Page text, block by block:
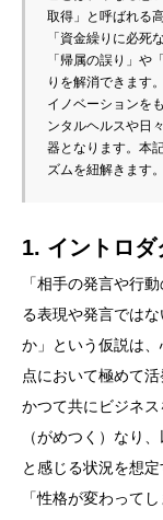
取得」と呼ばれる
「資金繰りに必死
「帰属の誤り」や
りを解消できます
イノベーションを
ンタルヘルスや日
器となります。本
ズムを紐解きます。
1. イントロダ
「相手の発言や行
る表現や発言では
か」という仮説は
点において極めて
かつて共にビジネ
（がめつく）なり
と感じる状況を想
「性格が変わって